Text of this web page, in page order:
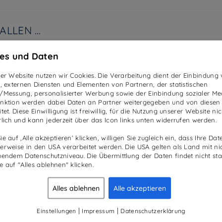
…
und Daten
Website nutzen wir Cookies. Die Verarbeitung dient der Einbindung
externen Diensten und Elementen von Partnern, der statistischen
Messung, personalisierter Werbung sowie der Einbindung sozialer
werden dabei Daten an Partner weitergegeben und von diesen
Diese Einwilligung ist freiwillig, für die Nutzung unserer Website
und kann jederzeit über das Icon links unten widerrufen werden.
auf ‚Alle akzeptieren‘ klicken, willigen Sie zugleich ein, dass Ihre
in den USA verarbeitet werden. Die USA gelten als Land mit
Datenschutzniveau. Die Übermittlung der Daten findet nicht
auf "Alles ablehnen" klicken.
Alles ablehnen Alle akzeptieren
Einstellungen | Impressum | Datenschutzerklärung